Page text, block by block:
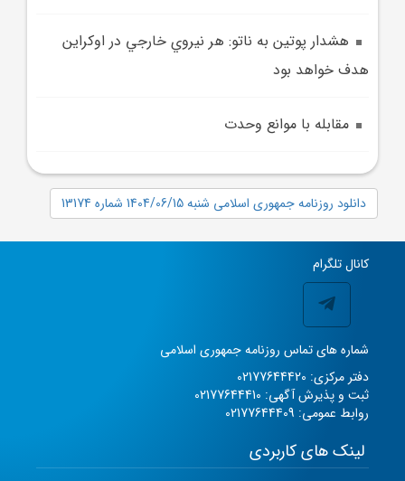
هشدار پوتين به ناتو: هر نيروي خارجي در اوکراين
هدف خواهد بود
مقابله با موانع وحدت
دانلود روزنامه جمهوری اسلامی شنبه 1404/06/15 شماره 13174
کانال تلگرام
شماره های تماس روزنامه جمهوری اسلامی
دفتر مرکزی: 02177644420
ثبت و پذیرش آگهی: 02177644410
روابط عمومی: 02177644409
لینک های کاربردی